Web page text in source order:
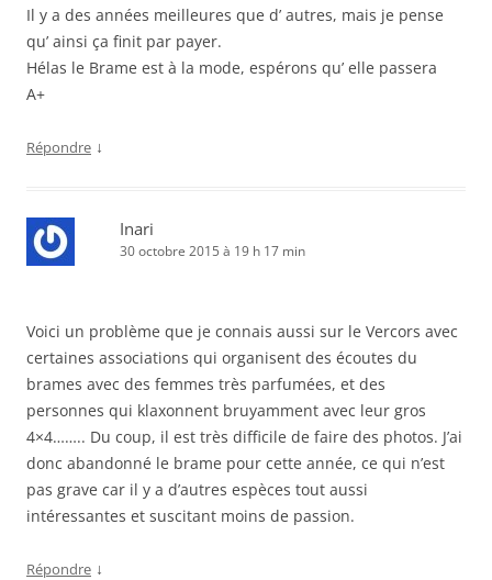
Il y a des années meilleures que d’ autres, mais je pense
qu’ ainsi ça finit par payer.
Hélas le Brame est à la mode, espérons qu’ elle passera
A+
Répondre ↓
Inari
30 octobre 2015 à 19 h 17 min
Voici un problème que je connais aussi sur le Vercors avec
certaines associations qui organisent des écoutes du
brames avec des femmes très parfumées, et des
personnes qui klaxonnent bruyamment avec leur gros
4×4…….. Du coup, il est très difficile de faire des photos. J’ai
donc abandonné le brame pour cette année, ce qui n’est
pas grave car il y a d’autres espèces tout aussi
intéressantes et suscitant moins de passion.
Répondre ↓